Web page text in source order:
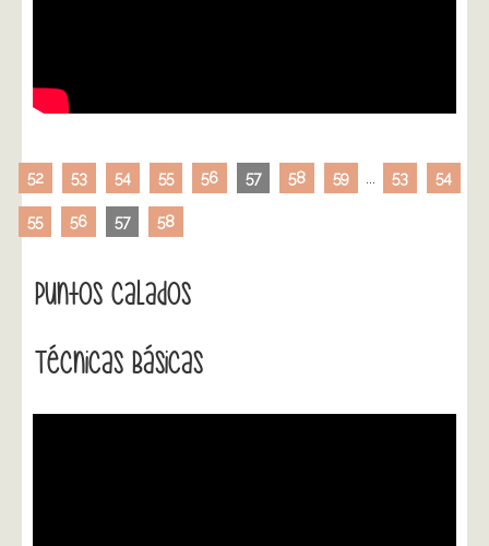
52 53 54 55 56 57 58 59 53 54
55 56 57 58
Puntos Calados
Técnicas Básicas